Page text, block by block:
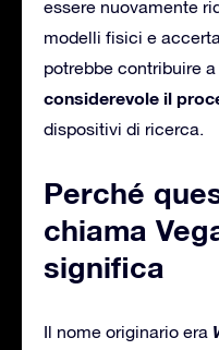
essere nuovamente
modelli fisici e
potrebbe contribuire a
considerevole il
dispositivi di ricerca.
Perché
chiama
significa
Il nome originario era